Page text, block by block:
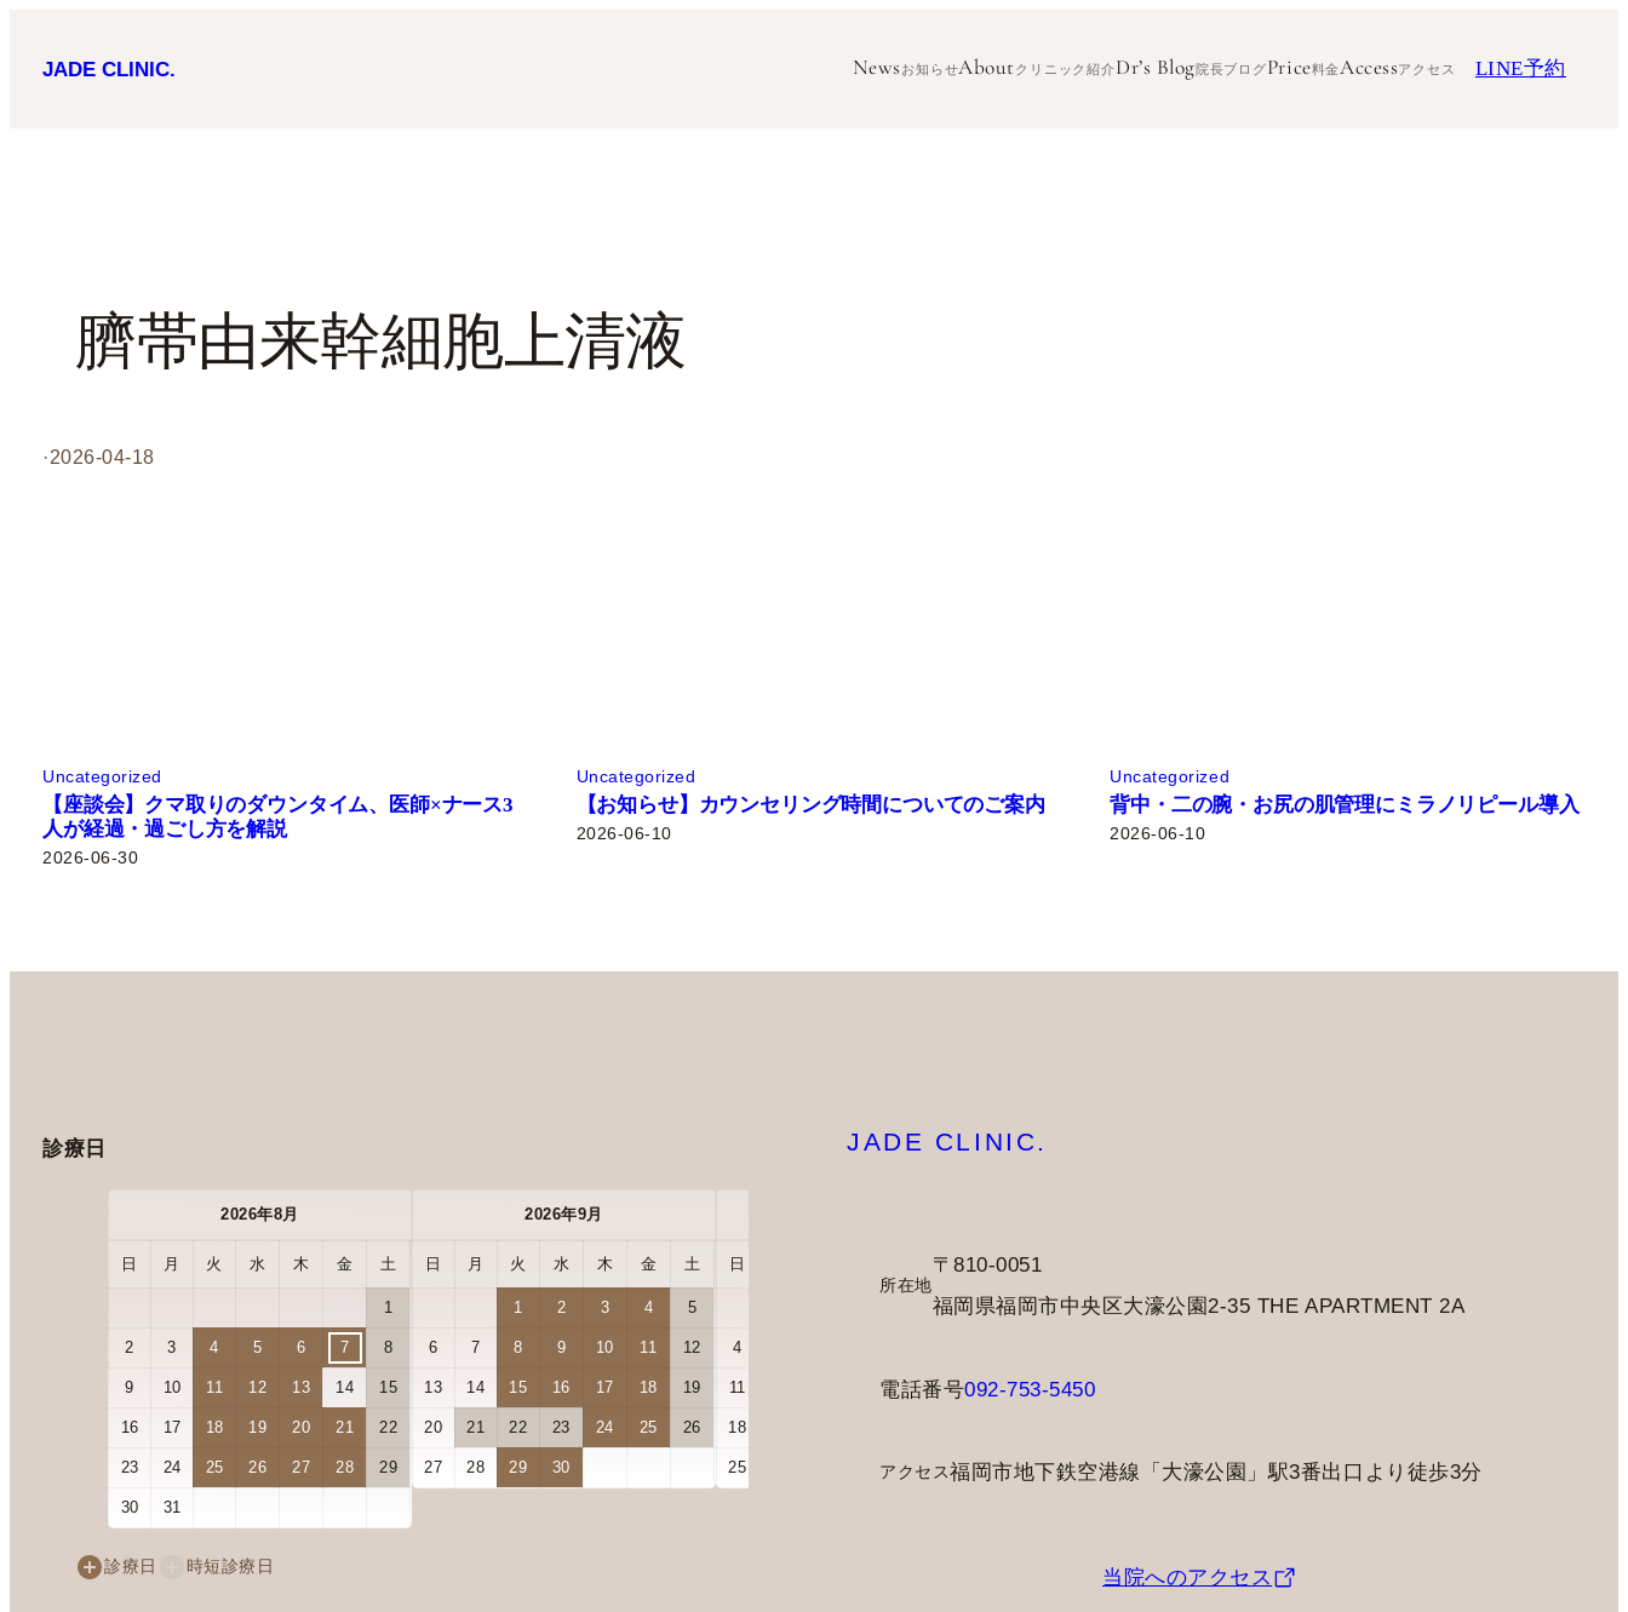
JADE CLINIC. News お知らせAboutクリニック紹介Dr’s Blog院長ブログPrice料金Accessアクセス LINE予約
臍帯由来幹細胞上清液
·2026-04-18
Uncategorized
【座談会】クマ取りのダウンタイム、医師×ナース3
人が経過・過ごし方を解説
2026-06-30
Uncategorized
【お知らせ】カウンセリング時間についてのご案内
2026-06-10
Uncategorized
背中・二の腕・お尻の肌管理にミラノリピール導入
2026-06-10
診療日
2026年8月
日 月 火 水 木 金 土
1
2 3 4 5 6 7 8
9 10 11 12 13 14 15
16 17 18 19 20 21 22
23 24 25 26 27 28 29
30 31
2026年9月
日 月 火 水 木 金 土
1 2 3 4 5
6 7 8 9 10 11 12
13 14 15 16 17 18 19
20 21 22 23 24 25 26
27 28 29 30
日 金 土
2 3
4
11 15 16 17
18
25 29 30 31
診療日 時短診療日
JADE CLINIC.
所在地
〒810-0051
福岡県福岡市中央区大濠公園2-35 THE APARTMENT 2A
電話番号092-753-5450
アクセス福岡市地下鉄空港線「大濠公園」駅3番出口より徒歩3分
当院へのアクセス